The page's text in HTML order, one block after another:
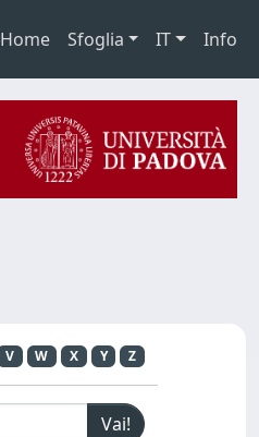
Home Sfoglia IT Info
V W X Y Z